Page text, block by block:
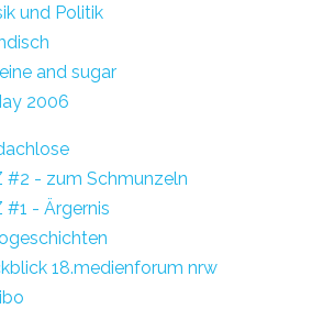
und Politik
and sugar
2006
#2 - zum Schmunzeln
#1 - Ärgernis
18.medienforum nrw